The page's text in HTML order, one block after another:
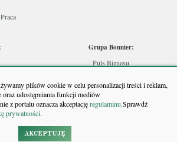
plików cookie w celu personalizacji treści i reklam,
oraz udostępniania funkcji mediów
z portalu oznacza akceptacjęregulaminu.Sprawdź
prywatności.
AKCEPTUJĘ
Praca
Grupa Bonnier:
Puls Biznesu
Puls Medycyny
Monitor Firm